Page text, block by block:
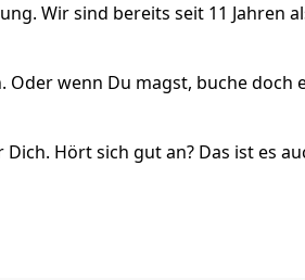
Wir sind bereits seit 11 Jahren
wenn Du magst, buche doch
Hört sich gut an? Das ist es